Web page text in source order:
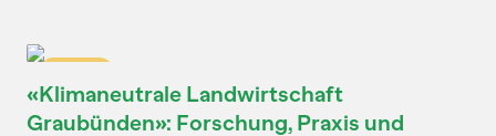
«Klimaneutrale Landwirtschaft
Graubünden»: Forschung, Praxis und